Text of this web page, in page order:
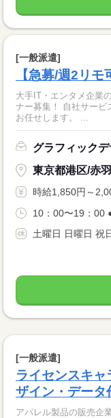
[一般派遣]
【急募/週2リ
大手IT・エンタメ企業
ナー募集！ 自社サービ
グラフィック
東京都港区/赤
時給1,850円～
10：00〜19：00
土曜日 日曜日 祝
[一般派遣]
ライセンスキ
ザイン・データ
アパレル製品の販売企